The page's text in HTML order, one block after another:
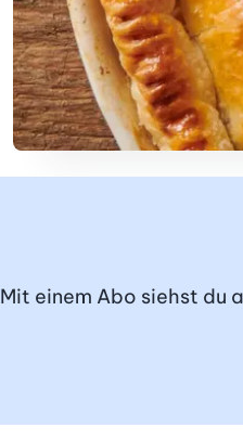
Mit einem Abo siehst du